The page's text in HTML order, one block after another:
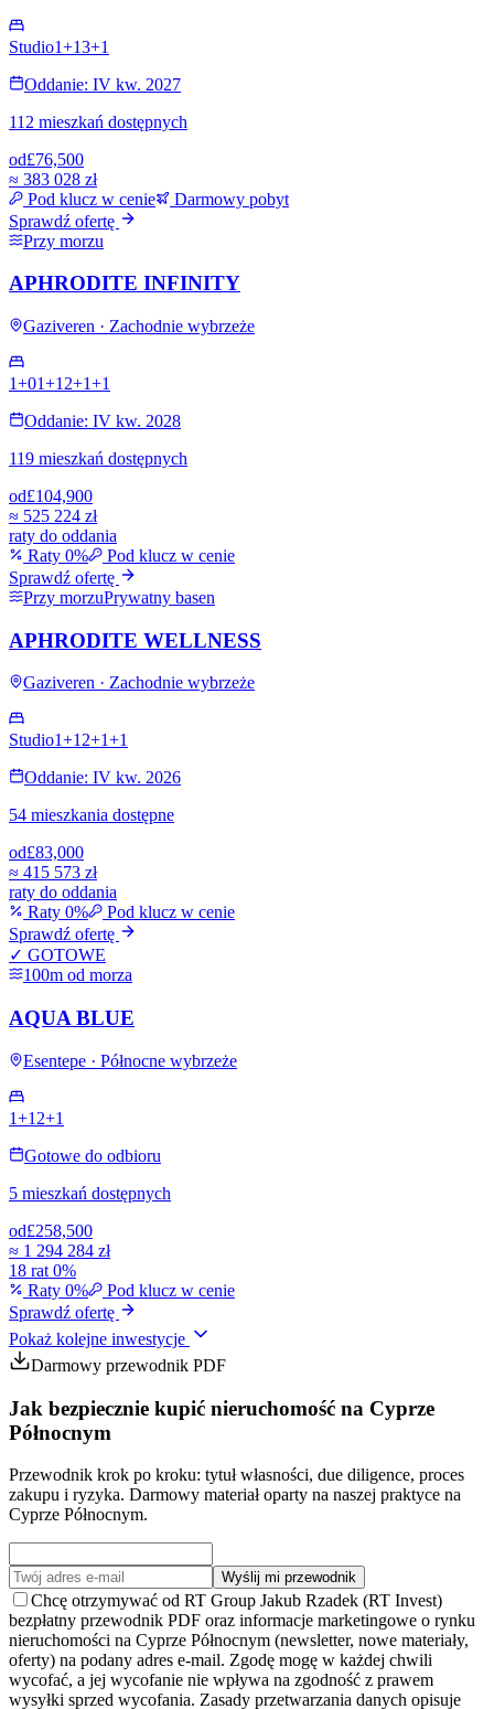
Studio1+13+1
Oddanie: IV kw. 2027
112 mieszkań dostępnych
od£76,500
≈ 383 028 zł
Pod klucz w cenie
Darmowy pobyt
Sprawdź ofertę
Przy morzu
APHRODITE INFINITY
Gaziveren · Zachodnie wybrzeże
1+01+1 2+1+1
Oddanie: IV kw. 2028
119 mieszkań dostępnych
od£104,900
≈ 525 224 zł
raty do oddania
Raty 0%
Pod klucz w cenie
Sprawdź ofertę
Przy morzuPrywatny basen
APHRODITE WELLNESS
Gaziveren · Zachodnie wybrzeże
Studio1+12+1+1
Oddanie: IV kw. 2026
54 mieszkania dostępne
od£83,000
≈ 415 573 zł
raty do oddania
Raty 0%
Pod klucz w cenie
Sprawdź ofertę
✓ GOTOWE
100m od morza
AQUA BLUE
Esentepe · Północne wybrzeże
1+1 2+1
Gotowe do odbioru
5 mieszkań dostępnych
od£258,500
≈ 1 294 284 zł
18 rat 0%
Raty 0%
Pod klucz w cenie
Sprawdź ofertę
Pokaż kolejne inwestycje
Darmowy przewodnik PDF
Jak bezpiecznie kupić nieruchomość na Cyprze
Północnym
Przewodnik krok po kroku: tytuł własności, due diligence, proces
zakupu i ryzyka. Darmowy materiał oparty na naszej praktyce na
Cyprze Północnym.
Wyślij mi przewodnik
Chcę otrzymywać od RT Group Jakub Rzadek (RT Invest)
bezpłatny przewodnik PDF oraz informacje marketingowe o rynku
nieruchomości na Cyprze Północnym (newsletter, nowe materiały,
oferty) na podany adres e-mail. Zgodę mogę w każdej chwili
wycofać, a jej wycofanie nie wpływa na zgodność z prawem
wysyłki sprzed wycofania. Zasady przetwarzania danych opisuje